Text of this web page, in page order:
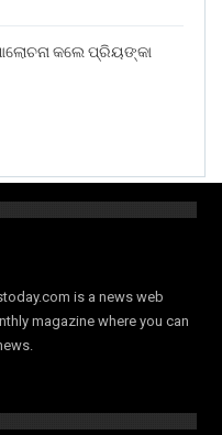
କଲେ ପ୍ରିୟଙ୍କା
is a news web
magazine where you can